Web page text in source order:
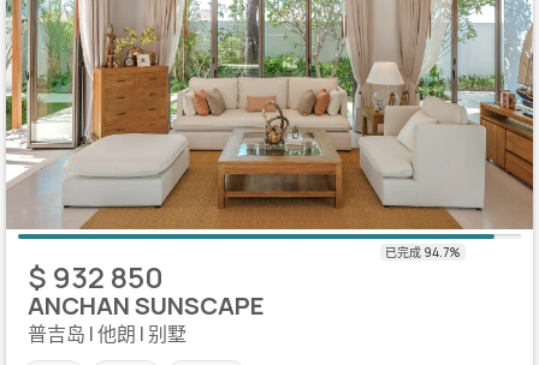
$ 932 850
ANCHAN SUNSCAPE
普吉岛 | 他朗 | 别墅